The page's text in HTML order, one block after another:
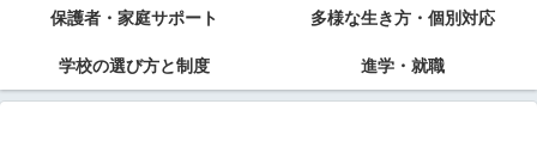
保護者・家庭サポート 多様な生き方・個別対応
学校の選び方と制度 進学・就職